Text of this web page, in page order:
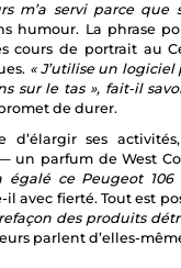
m’a servi parce
humour. La phrase
cours de portrait au
« J’utilise un
sur le tas », fait-il
de durer.
d’élargir ses
parfum de West
égalé ce Peugeot
il avec fierté. Tout est
des produits
parlent d’elles-